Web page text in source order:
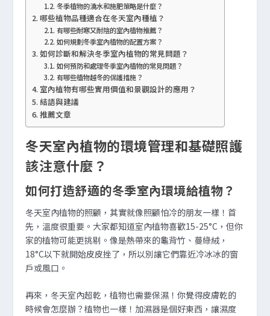
冬季植物的澆水和施肥策略是什麼？
哪些植物品種適合在冬天室內種植？
有哪些耐寒又耐陰的室內植物推薦？
如何規劃冬季室內植物的配置方案？
如何診斷和解決冬季室內植物的常見問題？
如何預防和處理冬季室內植物的常見問題？
有哪些植物越冬的保護措施？
室內植物有哪些實用價值和景觀設計的應用？
結語與建議
推薦文章
冬天室內植物的環境管理和基礎照護
該注意什麼？
如何打造舒適的冬季室內環境給植物？
冬天室內植物的照顧，其實就像照顧怕冷的朋友一樣！首
先，溫度很重要。大家都知道室內植物喜歡15-25°C，但你
家的植物可能更挑剔。像是熱帶來的龜背竹、蔓綠絨，
18°C以下就開始皮皮挫了，所以別讓它們靠近冷冰冰的窗
戶或風口。
再來，冬天室內超乾，植物也需要保濕！你覺得皮膚乾的
時候會怎麼辦？植物也一樣！加濕器是個好東西，讓濕度